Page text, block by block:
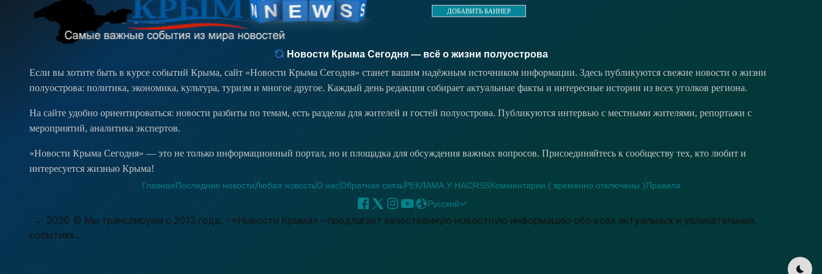
ДОБАВИТЬ БАННЕР
Новости Крыма Сегодня — всё о жизни полуострова
Если вы хотите быть в курсе событий Крыма, сайт «Новости Крыма Сегодня» станет вашим надёжным источником информации. Здесь публикуются свежие новости о жизни
полуострова: политика, экономика, культура, туризм и многое другое. Каждый день редакция собирает актуальные факты и интересные истории из всех уголков региона.
На сайте удобно ориентироваться: новости разбиты по темам, есть разделы для жителей и гостей полуострова. Публикуются интервью с местными жителями, репортажи с
мероприятий, аналитика экспертов.
«Новости Крыма Сегодня» — это не только информационный портал, но и площадка для обсуждения важных вопросов. Присоединяйтесь к сообществу тех, кто любит и
интересуется жизнью Крыма!
ГлавнаяПоследние новостиЛюбая новостьО насОбратная связьРЕКЛАМА У НАСRSSКомментарии ( временно отключены )Правила
Русский
→ 2026 © Мы транслируем с 2013 года. - «Новости Крыма» – предлагает качественную новостную информацию обо всех актуальных и увлекательных
событиях...